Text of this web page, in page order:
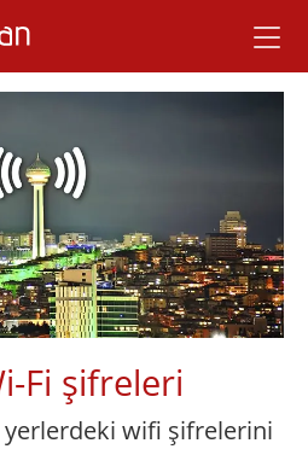
Fi şifreleri
wifi şifrelerini